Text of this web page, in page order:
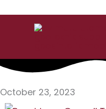
October 23, 2023